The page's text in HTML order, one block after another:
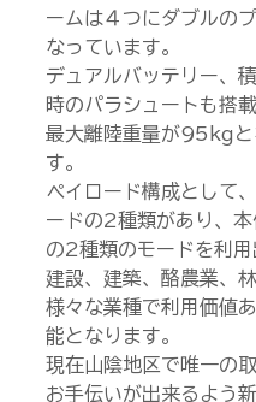
ームは４つにダブルの
なっています。
デュアルバッテリー、
時のパラシュートも搭載
最大離陸重量が95kgと
す。
ペイロード構成として
ードの2種類があり、
の2種類のモードを利用
建設、建築、酪農業、
様々な業種で利用価値
能となります。
現在山陰地区で唯一の
お手伝いが出来るよう